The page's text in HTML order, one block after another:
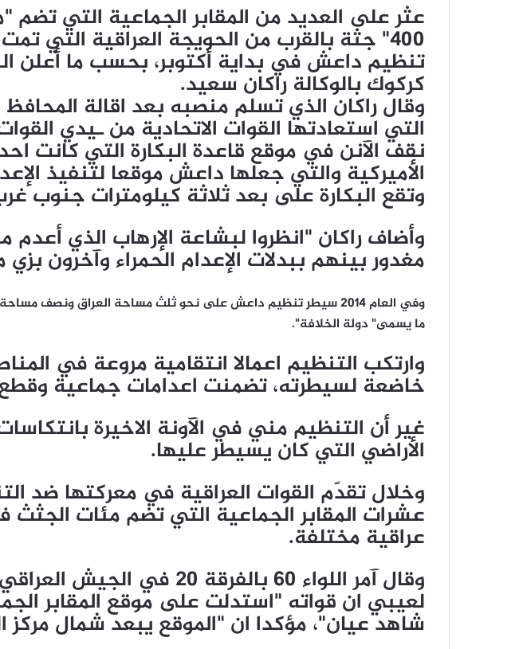
عثر على العديد من المقابر الجماعية التي تضم
400" جثة بالقرب من الحويجة العراقية التي
تنظيم داعش في بداية أكتوبر، بحسب ما أعلن
كركوك بالوكالة راكان سعيد.
وقال راكان الذي تسلم منصبه بعد اقالة
التي استعادتها القوات الاتحادية من ـيدي
نقف الآنن في موقع قاعدة البكارة التي كانت
الأميركية والتي جعلها داعش موقعا لتنفيذ
وتقع البكارة على بعد ثلاثة كيلومترات جنوب
مغدور بينهم ببدلات الإعدام الحمراء وآخرون
وفي العام 2014 سيطر تنظيم داعش على نحو ثلث مساحة العراق ونصف
ما يسمى" دولة الخلافة".
وارتكب التنظيم اعمالا انتقامية مروعة في
خاضعة لسيطرته، تضمنت اعدامات جماعية
غير أن التنظيم مني في الآونة الاخيرة
الأراضي التي كان يسيطر عليها.
وخلال تقدّم القوات العراقية في معركتها ضد
عشرات المقابر الجماعية التي تضم مئات
عراقية مختلفة.
وقال آمر اللواء 60 بالفرقة 20
لعيبي ان قواته "استدلت على موقع المقابر
شاهد عيان"، مؤكدا ان "الموقع يبعد شمال مركز